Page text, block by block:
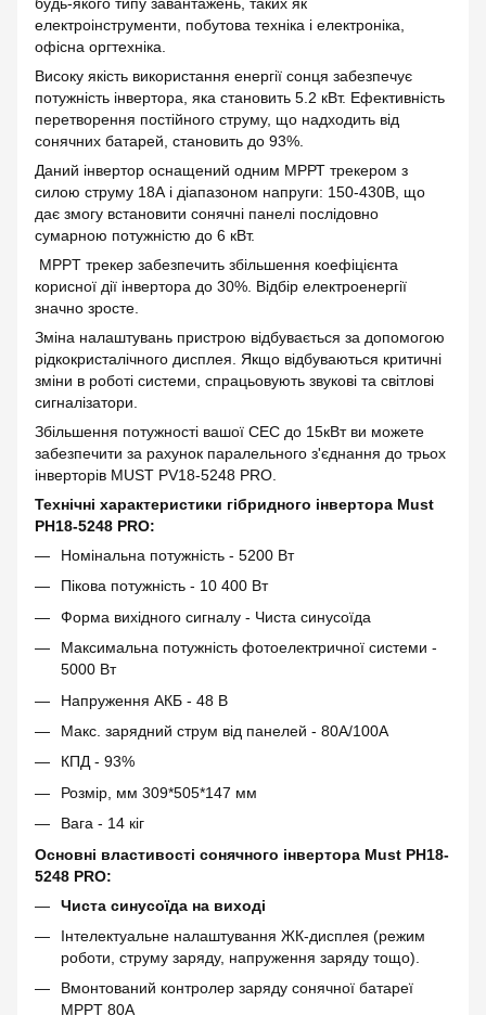
електроінструменти, побутова техніка і електроніка,
офісна оргтехніка.
Високу якість використання енергії сонця забезпечує
потужність інвертора, яка становить 5.2 кВт. Ефективність
перетворення постійного струму, що надходить від
сонячних батарей, становить до 93%.
Даний інвертор оснащений одним МРРТ трекером з
силою струму 18А і діапазоном напруги: 150-430В, що
дає змогу встановити сонячні панелі послідовно
сумарною потужністю до 6 кВт.
MPPT трекер забезпечить збільшення коефіцієнта
корисної дії інвертора до 30%. Відбір електроенергії
значно зросте.
Зміна налаштувань пристрою відбувається за допомогою
рідкокристалічного дисплея. Якщо відбуваються критичні
зміни в роботі системи, спрацьовують звукові та світлові
сигналізатори.
Збільшення потужності вашої СЕС до 15кВт ви можете
забезпечити за рахунок паралельного з'єднання до трьох
інверторів MUST PV18-5248 PRO.
Технічні характеристики гібридного інвертора Must
PH18-5248 PRO:
Номінальна потужність - 5200 Вт
Пікова потужність - 10 400 Вт
Форма вихідного сигналу - Чиста синусоїда
Максимальна потужність фотоелектричної системи -
5000 Вт
Напруження АКБ - 48 В
Макс. зарядний струм від панелей - 80A/100А
КПД - 93%
Розмір, мм 309*505*147 мм
Вага - 14 кіг
Основні властивості сонячного інвертора Must PH18-
5248 PRO:
Чиста синусоїда на виході
Інтелектуальне налаштування ЖК-дисплея (режим
роботи, струму заряду, напруження заряду тощо).
Вмонтований контролер заряду сонячної батареї
MPPT 80A